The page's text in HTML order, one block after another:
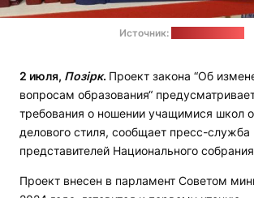
Источник:
2 июля, Позірк. Проект закона “Об
вопросам образования“
требования о ношении учащимися школ
делового стиля, сообщает пресс-служба
представителей Национального
Проект внесен в парламент Советом